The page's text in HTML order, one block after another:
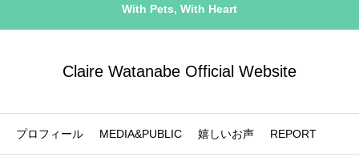
With Pets, With Heart
Claire Watanabe Official Website
プロフィール MEDIA&PUBLIC 嬉しいお声 REPORT